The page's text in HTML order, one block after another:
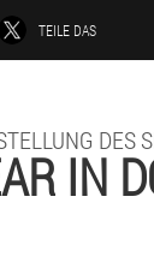
TEILE DAS
DES
IN